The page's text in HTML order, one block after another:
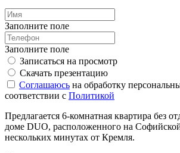
Заполните поле
Заполните поле
Записаться на просмотр
Скачать презентацию
Соглашаюсь на обработку
соответствии с Политикой
Предлагается 6-комнатная квартира без
доме DUO, расположенного на
нескольких минутах от Кремля.